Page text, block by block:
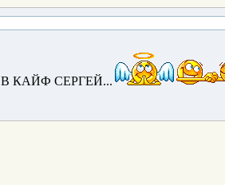
В КАЙФ СЕРГЕЙ...